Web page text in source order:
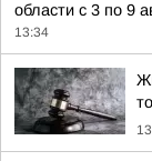
области с 3 по 9
13:34